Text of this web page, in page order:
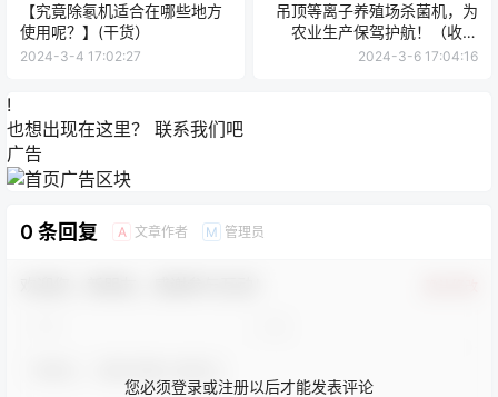
【究竟除氡机适合在哪些地方
使用呢？】(干货）
2024-3-4 17:02:27
吊顶等离子养殖场杀菌机，为
农业生产保驾护航！（收藏
篇）
2024-3-6 17:04:16
!
也想出现在这里？ 联系我们吧
广告
0 条回复 A 文章作者 M 管理员
您必须登录或注册以后才能发表评论